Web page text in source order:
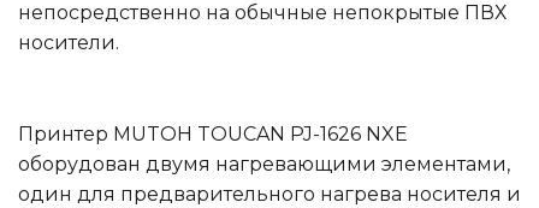
непосредственно на обычные непокрытые ПВХ
носители.
Принтер MUTOH TOUCAN PJ-1626 NXE
оборудован двумя нагревающими элементами,
один для предварительного нагрева носителя и